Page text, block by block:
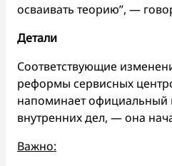
осваивать теорию”, —
Детали
Соответствующие
реформы сервисных
напоминает официальный
внутренних дел, — она
Важно: